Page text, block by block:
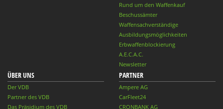
Rund um den Waffenkauf
Beschussämter
Waffensachverständige
Ausbildungsmöglichkeiten
Erbwaffenblockierung
A.E.C.A.C.
Newsletter
ÜBER UNS
Der VDB
Partner des VDB
Das Präsidium des VDB
PARTNER
Ampere AG
CarFleet24
CRONBANK AG